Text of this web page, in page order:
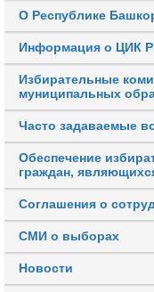
О Республике
Информация о ЦИК
Избирательные
муниципальных
Часто задаваемые
Обеспечение
граждан,
Соглашения о
СМИ о выборах
Новости